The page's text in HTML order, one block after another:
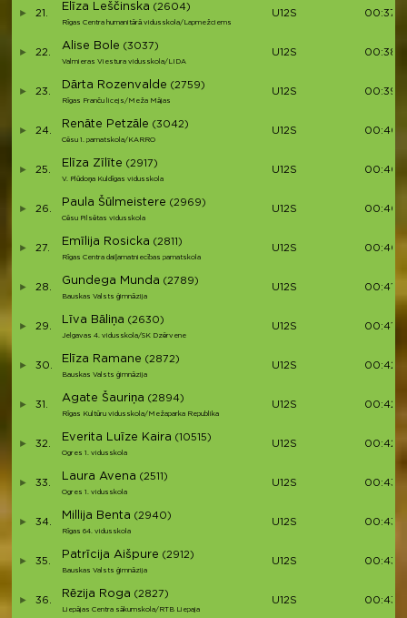
21.
Elīza Leščinska (2604)
Rīgas Centra humanitārā vidusskola/Lapmežciems
U12S
22.
Alise Bole (3037)
Valmieras Viestura vidusskola/LIDA
U12S
23.
Dārta Rozenvalde (2759)
Rīgas Franču licejs/Meža Mājas
U12S
24.
Renāte Petzāle (3042)
Cēsu 1. pamatskola/KARRO
U12S
25.
Elīza Zīlīte (2917)
V. Plūdoņa Kuldīgas vidusskola
U12S
26.
Paula Šūlmeistere (2969)
Cēsu Pilsētas vidusskola
U12S
27.
Emīlija Rosicka (2811)
Rīgas Centra daiļamatniecības pamatskola
U12S
28.
Gundega Munda (2789)
Bauskas Valsts ģimnāzija
U12S 00:41:18
29.
Līva Bāliņa (2630)
Jelgavas 4. vidusskola/SK Dzērvene
U12S
30.
Elīza Ramane (2872)
Bauskas Valsts ģimnāzija
U12S
31.
Agate Šauriņa (2894)
Rīgas Kultūru vidusskola/Mežaparka Republika
U12S
32.
Everita Luīze Kaira (10515)
Ogres 1. vidusskola
U12S
33.
Laura Avena (2511)
Ogres 1. vidusskola
U12S
34.
Millija Benta (2940)
Rīgas 64. vidusskola
U12S
35.
Patrīcija Aišpure (2912)
Bauskas Valsts ģimnāzija
U12S
36.
Rēzija Roga (2827)
Liepājas Centra sākumskola/RTB Liepaja
U12S